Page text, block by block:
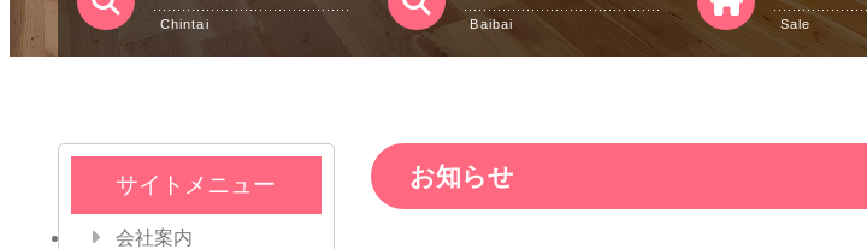
Chintai Baibai Sale
お知らせ
サイトメニュー
会社案内